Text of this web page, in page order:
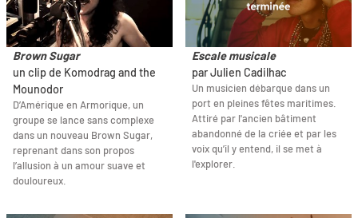
Brown Sugar
un clip de Komodrag and the
Mounodor
D’Amérique en Armorique, un
groupe se lance sans complexe
dans un nouveau Brown Sugar,
reprenant dans son propos
l’allusion à un amour suave et
douloureux.
Escale musicale
par Julien Cadilhac
Un musicien débarque dans un
port en pleines fêtes maritimes.
Attiré par l'ancien bâtiment
abandonné de la criée et par les
voix qu’il y entend, il se met à
l'explorer.